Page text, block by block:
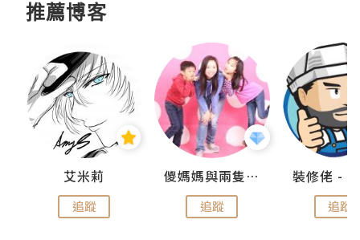
推薦博客
艾米莉
追蹤
儍媽媽與兩隻小魔怪之家
追蹤 追蹤